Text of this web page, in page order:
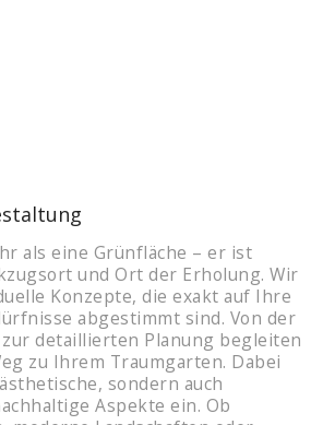
als eine Grünfläche – er ist
und Ort der Erholung. Wir
Konzepte, die exakt auf Ihre
abgestimmt sind. Von der
detaillierten Planung begleiten
zu Ihrem Traumgarten. Dabei
sondern auch
Aspekte ein. Ob